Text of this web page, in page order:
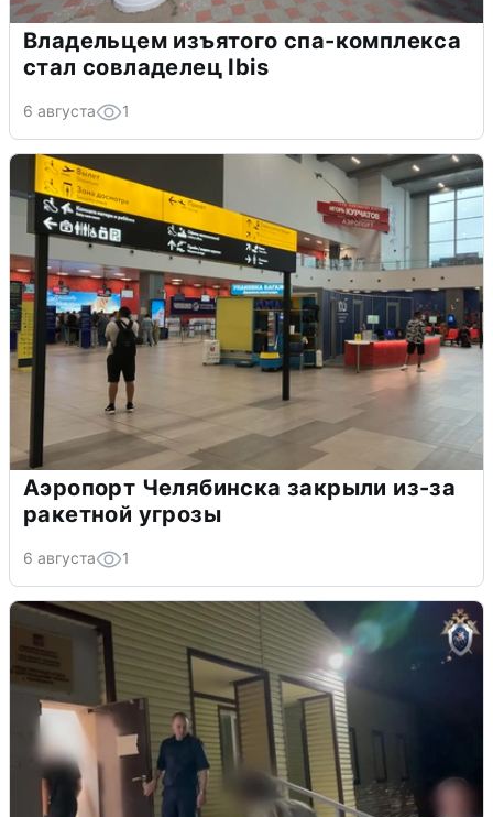
Владельцем изъятого спа-комплекса
стал совладелец Ibis
6 августа 1
Аэропорт Челябинска закрыли из-за
ракетной угрозы
6 августа 1